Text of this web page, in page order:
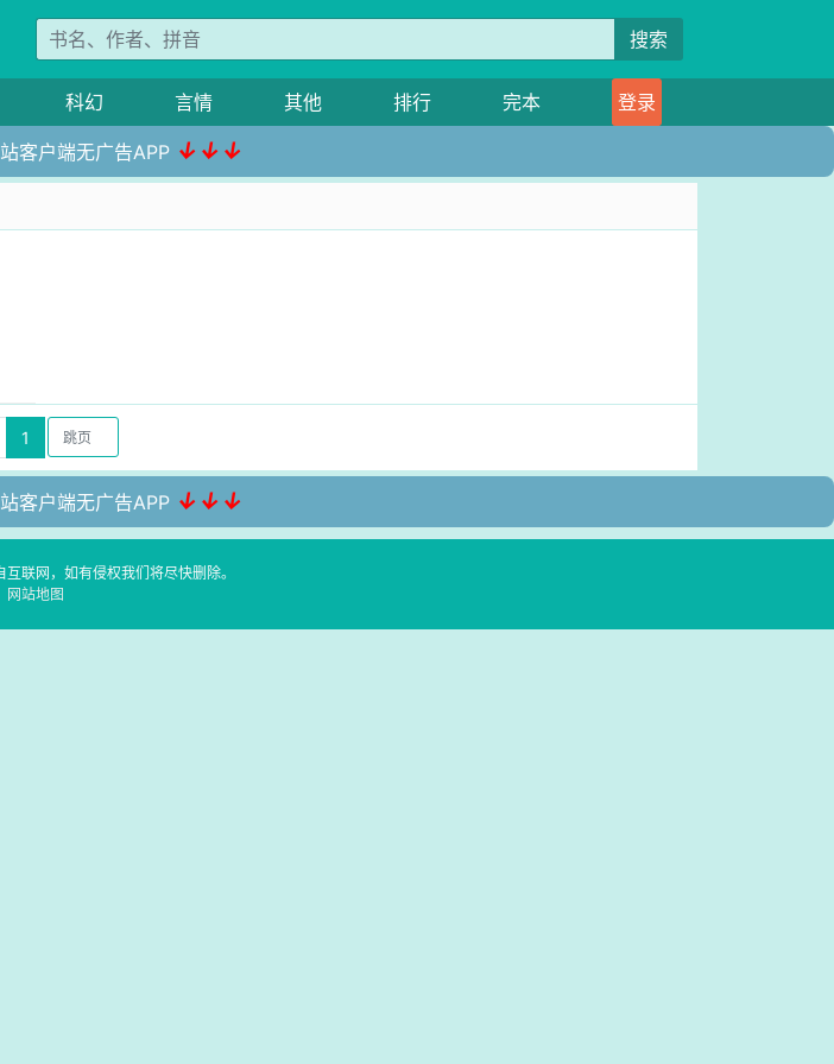
搜索
科幻 言情 其他 排行 完本 登录
客户端无广告APP ↓↓↓
1
客户端无广告APP ↓↓↓
联网，如有侵权我们将尽快删除。
网站地图